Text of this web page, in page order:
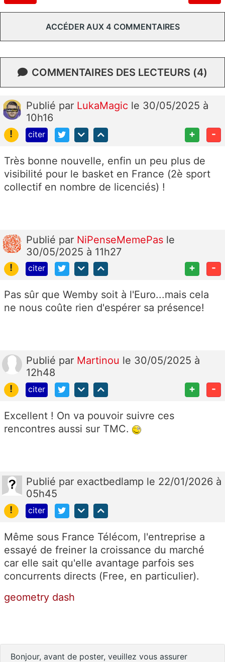
ACCÉDER AUX 4 COMMENTAIRES
COMMENTAIRES DES LECTEURS (4)
Publié par LukaMagic le 30/05/2025 à
10h16
!
citer + -
Très bonne nouvelle, enfin un peu plus de
visibilité pour le basket en France (2è sport
collectif en nombre de licenciés) !
Publié par NiPenseMemePas le
30/05/2025 à 11h27
!
citer + -
Pas sûr que Wemby soit à l'Euro...mais cela
ne nous coûte rien d'espérer sa présence!
Publié par Martinou le 30/05/2025 à
12h48
!
citer + -
Excellent ! On va pouvoir suivre ces
rencontres aussi sur TMC.
Publié par exactbedlamp le 22/01/2026 à
05h45
!
citer
Même sous France Télécom, l'entreprise a
essayé de freiner la croissance du marché
car elle sait qu'elle avantage parfois ses
concurrents directs (Free, en particulier).
geometry dash
Bonjour, avant de poster, veuillez vous assurer